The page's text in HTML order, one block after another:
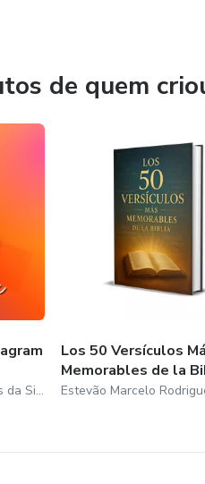
de quem
Estevão Marcelo Rodrigues da Silva
Los 50 Versículos
Memorables de la